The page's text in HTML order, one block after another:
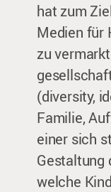
hat zum
Medien für
zu
(diversity,
Familie,
einer sich
Gestaltung
welche